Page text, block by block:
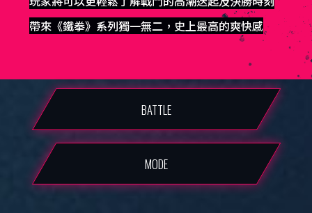
帶來《鐵拳》系列獨一無二，史上最高的爽快感
BATTLE
MODE